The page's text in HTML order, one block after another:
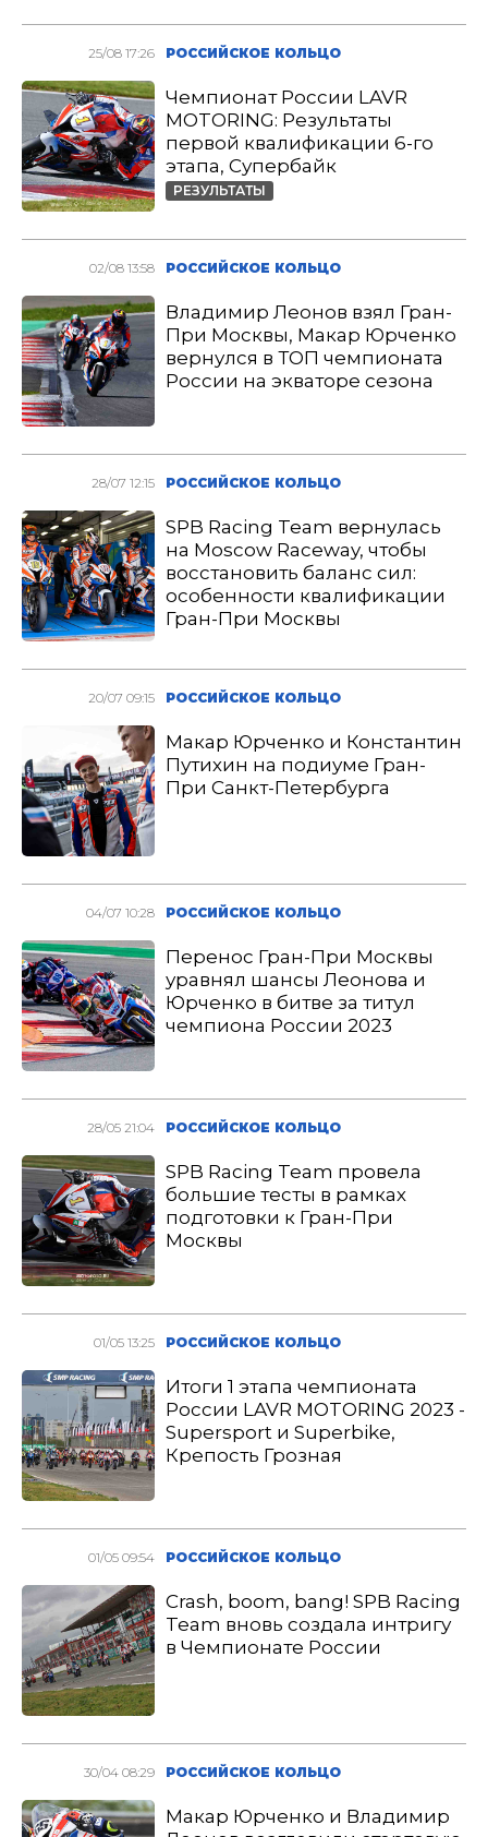
25/08 17:26 РОССИЙСКОЕ КОЛЬЦО
Чемпионат России LAVR
MOTORING: Результаты
первой квалификации 6-го
этапа, Супербайк
РЕЗУЛЬТАТЫ
02/08 13:58 РОССИЙСКОЕ КОЛЬЦО
Владимир Леонов взял Гран-
При Москвы, Макар Юрченко
вернулся в ТОП чемпионата
России на экваторе сезона
28/07 12:15 РОССИЙСКОЕ КОЛЬЦО
SPB Racing Team вернулась
на Moscow Raceway, чтобы
восстановить баланс сил:
особенности квалификации
Гран-При Москвы
20/07 09:15 РОССИЙСКОЕ КОЛЬЦО
Макар Юрченко и Константин
Путихин на подиуме Гран-
При Санкт-Петербурга
04/07 10:28 РОССИЙСКОЕ КОЛЬЦО
Перенос Гран-При Москвы
уравнял шансы Леонова и
Юрченко в битве за титул
чемпиона России 2023
28/05 21:04 РОССИЙСКОЕ КОЛЬЦО
SPB Racing Team провела
большие тесты в рамках
подготовки к Гран-При
Москвы
01/05 13:25 РОССИЙСКОЕ КОЛЬЦО
Итоги 1 этапа чемпионата
России LAVR MOTORING 2023 -
Supersport и Superbike,
Крепость Грозная
01/05 09:54 РОССИЙСКОЕ КОЛЬЦО
Crash, boom, bang! SPB Racing
Team вновь создала интригу
в Чемпионате России
30/04 08:29 РОССИЙСКОЕ КОЛЬЦО
Макар Юрченко и Владимир